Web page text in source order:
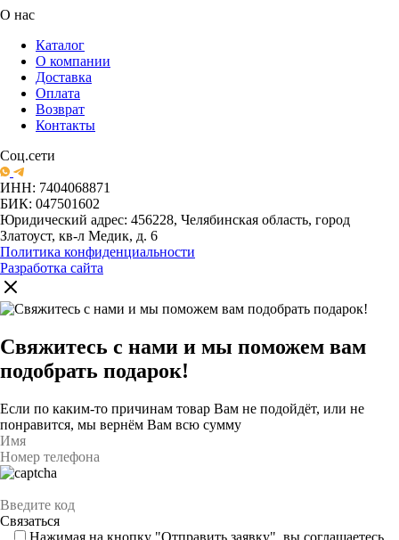
О нас
Каталог
О компании
Доставка
Оплата
Возврат
Контакты
Соц.сети
ИНН: 7404068871
БИК: 047501602
Юридический адрес: 456228, Челябинская область, город
Златоуст, кв-л Медик, д. 6
Политика конфиденциальности
Разработка сайта
Свяжитесь с нами и мы поможем вам
подобрать подарок!
Если по каким-то причинам товар Вам не подойдёт, или не
понравится, мы вернём Вам всю сумму
Нажимая на кнопку "Отправить заявку", вы соглашаетесь